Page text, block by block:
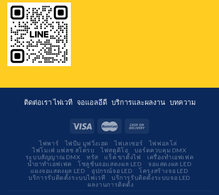
ติดต่อเราไฟเวที จอแอลอีดี บริการและผลงาน บทความ
ไฟพาร์ ไฟบีม มูฟวิ่งเฮด ไฟเลเซอร์
ไฟฟอลโล่
ไฟโมเฟ่ แฟลช สโตรบ
ไฟสตูดิโอ
บอร์ดควบคุม DMX
ระบบสัญญาณ DMX
ทรัส แร็ค ขาตั้งไฟ
เครื่องทำเอฟเฟค
น้ำยาทำเอฟเฟค
โซลูชั่นจอแสดงผล LED
จอแสดงผล LED
แผงจอแสดงผล LED
อุปกรณ์จอ LED
โครงสร้างจอ LED
บริการรับติดตั้งระบบไฟเวที
บริการรับติดตั้งระบบจอ LED
ผลงานการติดตั้ง